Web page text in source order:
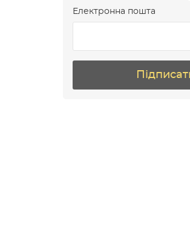
Електронна пошта